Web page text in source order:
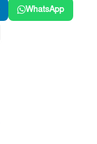
WhatsApp